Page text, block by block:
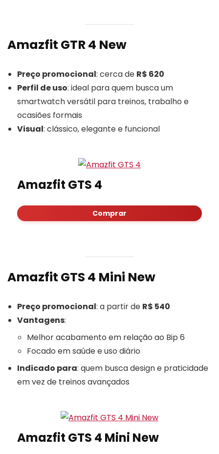
Amazfit GTR 4 New
Preço promocional: cerca de R$ 620
Perfil de uso: ideal para quem busca um
smartwatch versátil para treinos, trabalho e
ocasiões formais
Visual: clássico, elegante e funcional
Amazfit GTS 4
Comprar
Amazfit GTS 4 Mini New
Preço promocional: a partir de R$ 540
Vantagens:
Melhor acabamento em relação ao Bip 6
Focado em saúde e uso diário
Indicado para: quem busca design e praticidade
em vez de treinos avançados
Amazfit GTS 4 Mini New